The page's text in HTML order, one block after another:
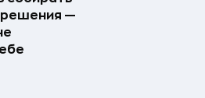
решения —